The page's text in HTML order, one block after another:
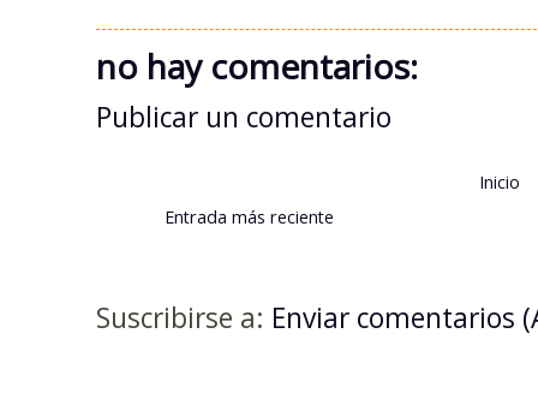
no hay comentarios:
Publicar un comentario
Entrada más reciente
Inicio
Suscribirse a: Enviar comentarios